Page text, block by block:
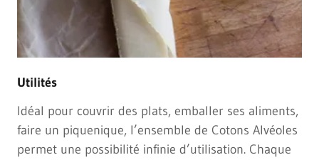
Utilités
Idéal pour couvrir des plats, emballer ses aliments,
faire un piquenique, l’ensemble de Cotons Alvéoles
permet une possibilité infinie d’utilisation. Chaque